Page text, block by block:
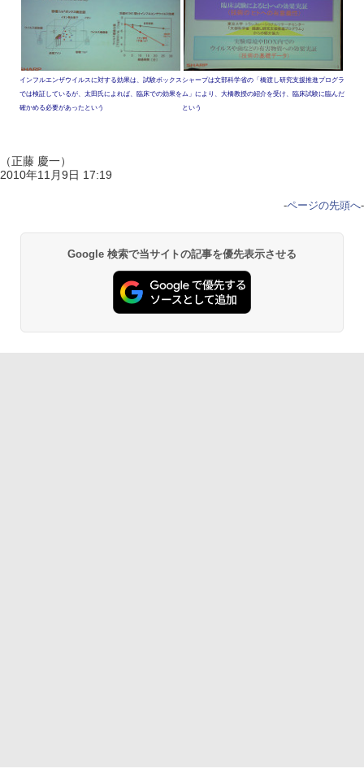
インフルエンザウイルスに対する効果は、試験ボックス
では検証しているが、太田氏によれば、臨床での効果を
確かめる必要があったという
シャープは文部科学省の「橋渡し研究支援推進プログラ
ム」により、大橋教授の紹介を受け、臨床試験に臨んだ
という
（正藤 慶一）
2010年11月9日 17:19
-ページの先頭へ-
Google 検索で当サイトの記事を優先表示させる